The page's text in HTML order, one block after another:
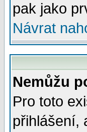
pak jako
Návrat
Nemůžu
Pro toto
přihlášení,